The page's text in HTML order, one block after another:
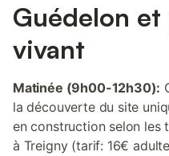
Guédelon
vivant
Matinée (9h00-12h30):
la découverte du site
en construction selon les
à Treigny (tarif: 16€